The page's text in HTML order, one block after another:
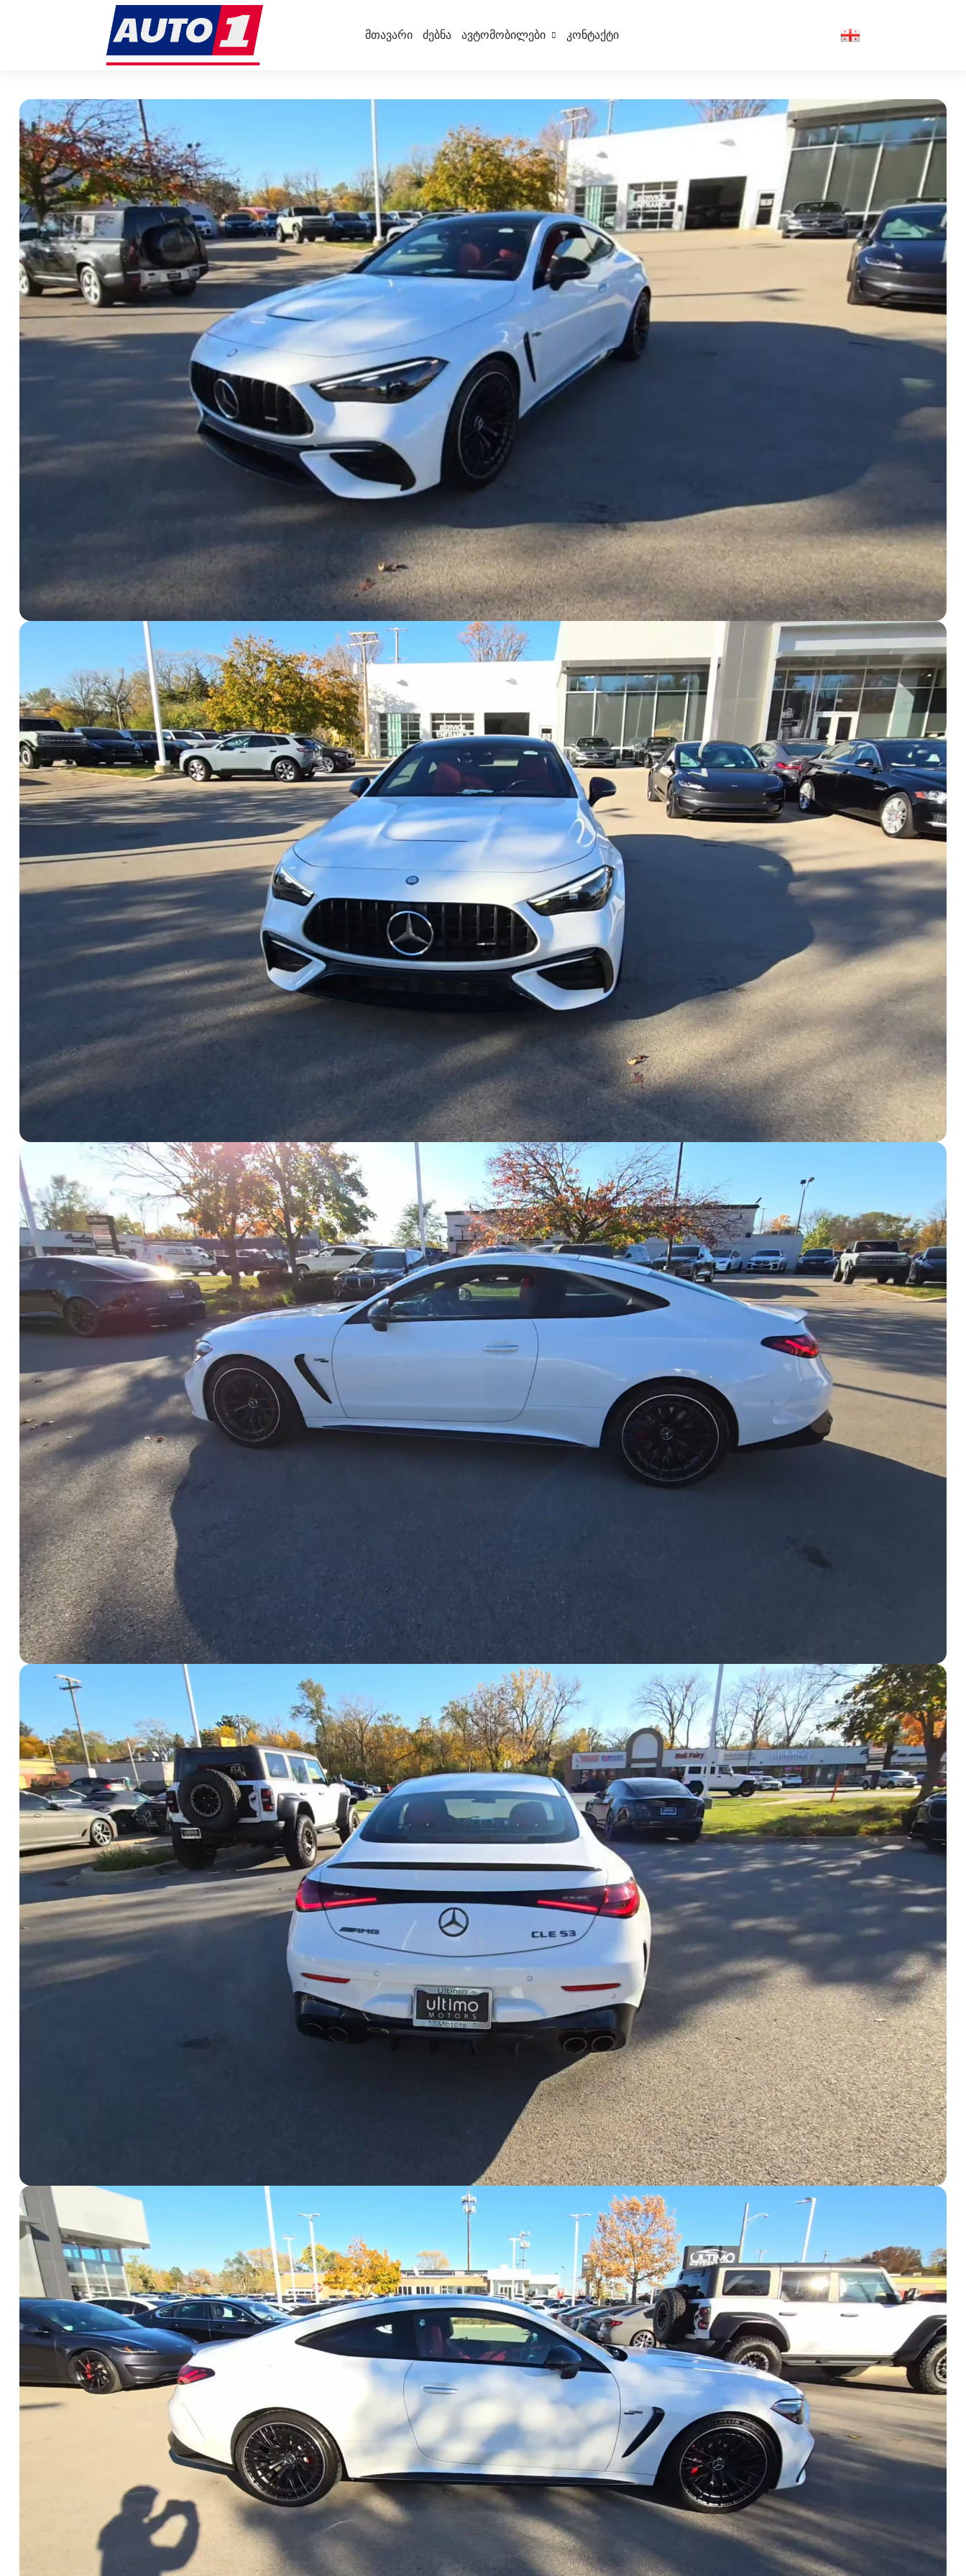
Მთავარი Ძებნა Ავტომობილები Კონტაქტი